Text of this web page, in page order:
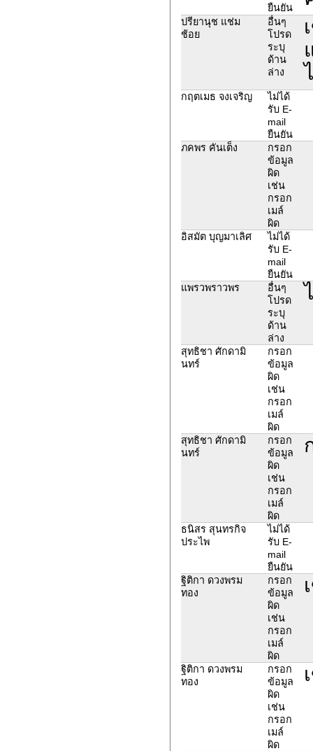
ยืนยัน
ปรียานุช แช่ม
ช้อย
อื่นๆ
โปรด
ระบุ
ด้าน
ล่าง
กฤตเมธ จงเจริญ
ไม่ได้
รับ E-
mail
ยืนยัน
ภคพร คันเต็ง
กรอก
ข้อมูล
ผิด
เช่น
กรอก
เมล์
ผิด
อิสมัต บุญมาเลิศ
ไม่ได้
รับ E-
mail
ยืนยัน
แพรวพราวพร
อื่นๆ
โปรด
ระบุ
ด้าน
ล่าง
สุทธิชา ศักดามิ
นทร์
กรอก
ข้อมูล
ผิด
เช่น
กรอก
เมล์
ผิด
สุทธิชา ศักดามิ
นทร์
กรอก
ข้อมูล
ผิด
เช่น
กรอก
เมล์
ผิด
ธนิสร สุนทรกิจ
ประไพ
ไม่ได้
รับ E-
mail
ยืนยัน
ฐิติกา ดวงพรม
ทอง
กรอก
ข้อมูล
ผิด
เช่น
กรอก
เมล์
ผิด
ฐิติกา ดวงพรม
ทอง
กรอก
ข้อมูล
ผิด
เช่น
กรอก
เมล์
ผิด